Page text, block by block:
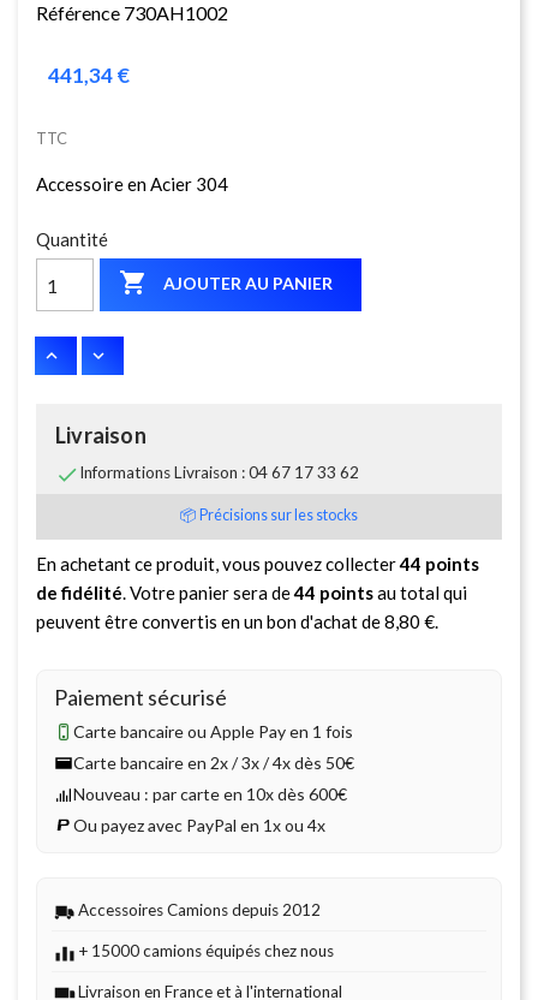
Référence 730AH1002
441,34 €
TTC
Accessoire en Acier 304
Quantité
 AJOUTER AU PANIER
Livraison
Informations Livraison : 04 67 17 33 62
📦 Précisions sur les stocks
En achetant ce produit, vous pouvez collecter44 points
de fidélité. Votre panier sera de44 pointsau total qui
peuvent être convertis en un bon d'achat de8,80 €.
Paiement sécurisé
Carte bancaire ou Apple Pay en 1 fois
Carte bancaire en 2x / 3x / 4x dès 50€
Nouveau : par carte en 10x dès 600€
Ou payez avec PayPal en 1x ou 4x
Accessoires Camions depuis 2012
+ 15000 camions équipés chez nous
Livraison en France et à l'international